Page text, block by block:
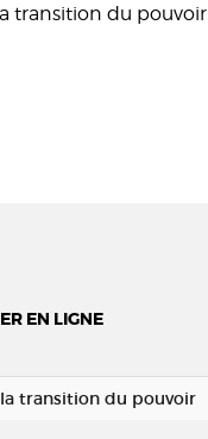
transition du pouvoir
EN LIGNE
transition du pouvoir